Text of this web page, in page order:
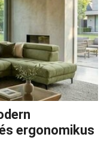
ergonomikus